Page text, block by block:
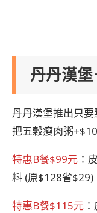
丹丹漢
丹丹漢堡推出只
把五穀瘦肉粥
特惠B餐$99元 ：
料 (原$128省$29)
特惠B餐$115元